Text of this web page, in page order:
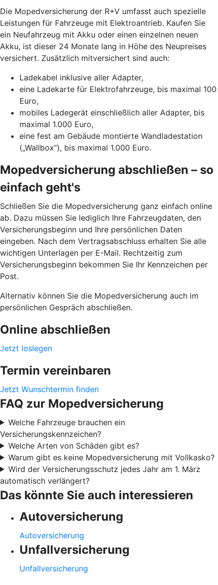
Die Mopedversicherung der R+V umfasst auch spezielle
Leistungen für Fahrzeuge mit Elektroantrieb. Kaufen Sie
ein Neufahrzeug mit Akku oder einen einzelnen neuen
Akku, ist dieser 24 Monate lang in Höhe des Neupreises
versichert. Zusätzlich mitversichert sind auch:
Ladekabel inklusive aller Adapter,
eine Ladekarte für Elektrofahrzeuge, bis maximal 100
Euro,
mobiles Ladegerät einschließlich aller Adapter, bis
maximal 1.000 Euro,
eine fest am Gebäude montierte Wandladestation
(„Wallbox“), bis maximal 1.000 Euro.
Mopedversicherung abschließen – so
einfach geht's
Schließen Sie die Mopedversicherung ganz einfach online
ab. Dazu müssen Sie lediglich Ihre Fahrzeugdaten, den
Versicherungsbeginn und Ihre persönlichen Daten
eingeben. Nach dem Vertragsabschluss erhalten Sie alle
wichtigen Unterlagen per E-Mail. Rechtzeitig zum
Versicherungsbeginn bekommen Sie Ihr Kennzeichen per
Post.
Alternativ können Sie die Mopedversicherung auch im
persönlichen Gespräch abschließen.
Online abschließen
Jetzt loslegen
Termin vereinbaren
Jetzt Wunschtermin finden
FAQ zur Mopedversicherung
Welche Fahrzeuge brauchen ein
Versicherungskennzeichen?
Welche Arten von Schäden gibt es?
Warum gibt es keine Mopedversicherung mit Vollkasko?
Wird der Versicherungsschutz jedes Jahr am 1. März
automatisch verlängert?
Das könnte Sie auch interessieren
Autoversicherung
Autoversicherung
Unfallversicherung
Unfallversicherung